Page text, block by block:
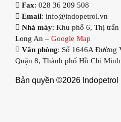
Fax: 028 36 209 508
Email: info@indopetrol.vn
Nhà máy: Khu phố 6, Thị
Long An – Google Map
Văn phòng: Số 1646A Đường
Quận 8, Thành phố Hồ Chí
Bản quyền ©2026 Indopetrol |